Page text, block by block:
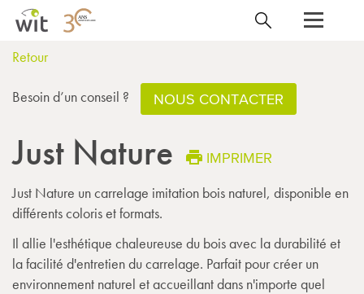
Retour
Besoin d’un conseil ? NOUS CONTACTER
Just Nature IMPRIMER
Just Nature un carrelage imitation bois naturel, disponible en
différents coloris et formats.
Il allie l'esthétique chaleureuse du bois avec la durabilité et
la facilité d'entretien du carrelage. Parfait pour créer un
environnement naturel et accueillant dans n'importe quel